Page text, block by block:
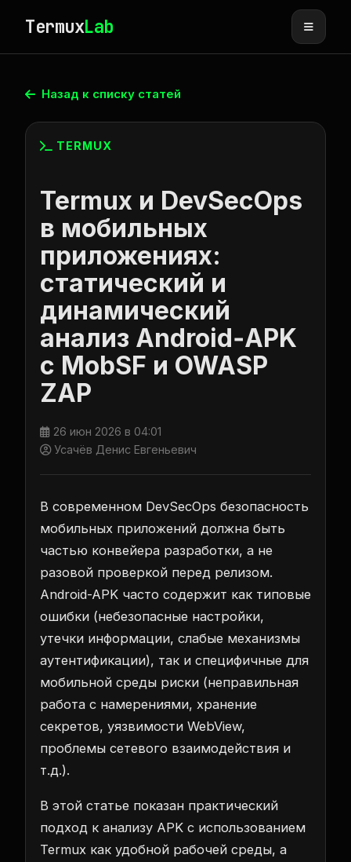
TermuxLab
Назад к списку статей
TERMUX
Termux и DevSecOps
в мобильных
приложениях:
статический и
динамический
анализ Android‑APK
с MobSF и OWASP
ZAP
26 июн 2026 в 04:01
Усачёв Денис Евгеньевич
В современном DevSecOps безопасность
мобильных приложений должна быть
частью конвейера разработки, а не
разовой проверкой перед релизом.
Android-APK часто содержит как типовые
ошибки (небезопасные настройки,
утечки информации, слабые механизмы
аутентификации), так и специфичные для
мобильной среды риски (неправильная
работа с намерениями, хранение
секретов, уязвимости WebView,
проблемы сетевого взаимодействия и
т.д.).
В этой статье показан практический
подход к анализу APK с использованием
Termux как удобной рабочей среды, а